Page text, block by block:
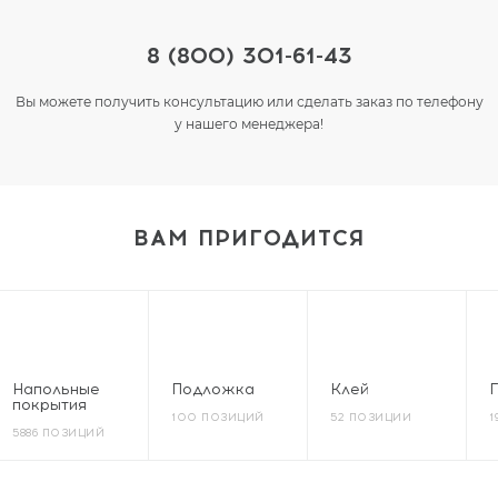
8 (800) 301-61-43
Вы можете получить консультацию или сделать заказ по телефону
у нашего менеджера!
ВАМ ПРИГОДИТСЯ
Напольные
покрытия
5886 ПОЗИЦИЙ
Подложка
100 ПОЗИЦИЙ
Клей
52 ПОЗИЦИИ